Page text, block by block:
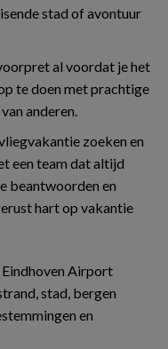
stad of avontuur
al voordat je het
te doen met prachtige
anderen.
zoeken en
een team dat altijd
beantwoorden en
hart op vakantie
Airport
stad, bergen
en